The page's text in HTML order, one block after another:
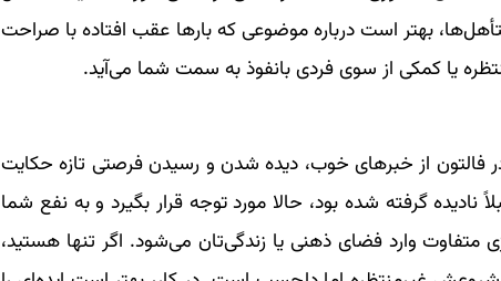
بهتر است درباره موضوعی که بارها عقب افتاده با صراحت
یا کمکی از سوی فردی بانفوذ به سمت شما می‌آید.
در فالتون از خبرهای خوب، دیده شدن و رسیدن فرصتی تازه حکایت
گرفته شده بود، حالا مورد توجه قرار بگیرد و به نفع شما
متفاوت وارد فضای ذهنی یا زندگی‌تان می‌شود. اگر تنها هستید،